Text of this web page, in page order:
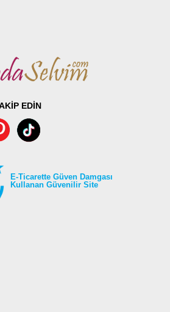
EDİN
E-Ticarette Güven Damgası
Kullanan Güvenilir Site